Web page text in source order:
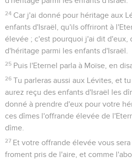
24 Car j'ai donné pour héritage aux
enfants d'Israël, qu'ils offriront à
élevée ; c'est pourquoi j'ai dit d'eux,
d'héritage parmi les enfants d'Israël.
25 Puis l'Eternel parla à Moïse, en
26 Tu parleras aussi aux Lévites, et
aurez reçu des enfants d'Israël les
donné à prendre d'eux pour votre
ces dîmes l'offrande élevée de
dîme.
27 Et votre offrande élevée vous
froment pris de l'aire, et comme